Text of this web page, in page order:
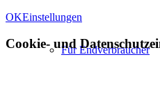
Für Endverbraucher
OKEinstellungen
Cookie- und